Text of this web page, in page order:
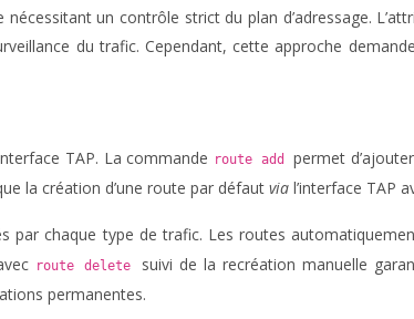
un contrôle strict du plan d’adressage.
du trafic. Cependant, cette approche
TAP. La commande route add permet
la création d’une route par défaut via l’interface TAP
par chaque type de trafic. Les routes
route delete suivi de la recréation manuelle
permanentes.